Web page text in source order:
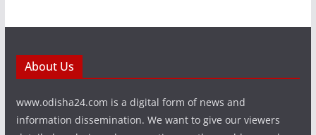
About Us
www.odisha24.com is a digital form of news and
information dissemination. We want to give our viewers